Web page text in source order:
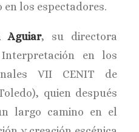
los espectadores.
Aguiar, su directora
en los
VII CENIT de
quien después
largo camino en el